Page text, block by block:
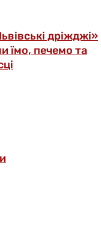
дріжджі»
їмо, печемо та